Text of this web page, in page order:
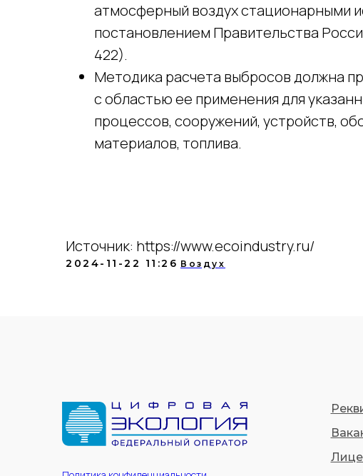
атмосферный воздух стационарными
постановлением Правительства
422).
Методика расчета выбросов должна
с областью ее применения для
процессов, сооружений, устройств,
материалов, топлива.
Источник: https://www.ecoindustry.ru/
2024-11-22 11:26 Воздух